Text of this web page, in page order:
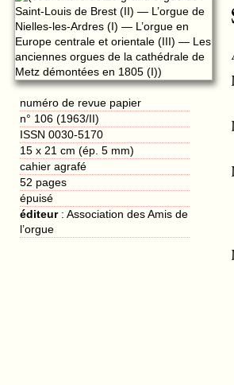
numéro de revue papier
n° 106 (1963/II)
ISSN 0030-5170
15 x 21 cm (ép. 5 mm)
cahier agrafé
52 pages
épuisé
éditeur:Association des Amis de
l’orgue